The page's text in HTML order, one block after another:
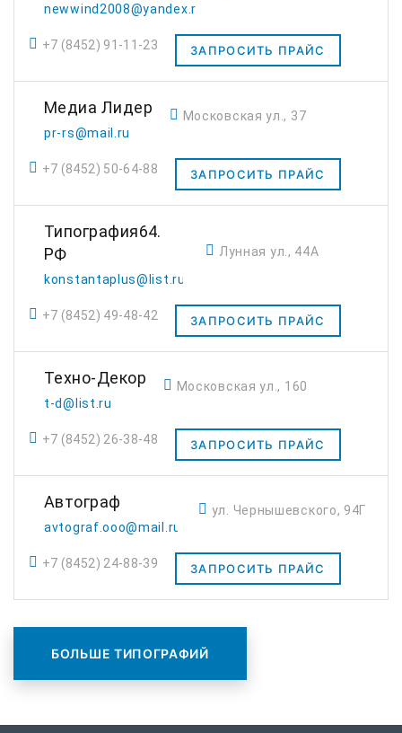
newwind2008@yandex.ru
+7 (8452) 91-11-23 ЗАПРОСИТЬ ПРАЙС
Медиа Лидер
pr-rs@mail.ru
Московская ул., 37
+7 (8452) 50-64-88 ЗАПРОСИТЬ ПРАЙС
Типография64.
РФ
konstantaplus@list.ru
Лунная ул., 44А
+7 (8452) 49-48-42 ЗАПРОСИТЬ ПРАЙС
Техно-Декор
t-d@list.ru
Московская ул., 160
+7 (8452) 26-38-48 ЗАПРОСИТЬ ПРАЙС
Автограф
avtograf.ooo@mail.ru
ул. Чернышевского, 94Г
+7 (8452) 24-88-39 ЗАПРОСИТЬ ПРАЙС
БОЛЬШЕ ТИПОГРАФИЙ